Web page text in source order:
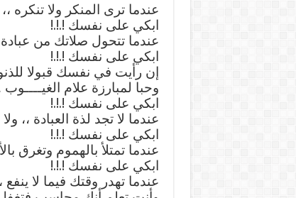
عندما ترى المنكر ولا تنكره
ابكي على نفسك !.!.!
عندما تتحول صلاتك من
ابكي على نفسك !.!.!
إن رأيت في نفسك قبولا
وحبا لمبارزة علام الغيــــوب
ابكي على نفسك !.!.!
عندما لا تجد لذة العبادة ،،
ابكي على نفسك !.!.!
عندما تمتلأ بالهموم وتغرق
ابكي على نفسك !.!.!
عندما تهدر وقتك فيما لا ينفع